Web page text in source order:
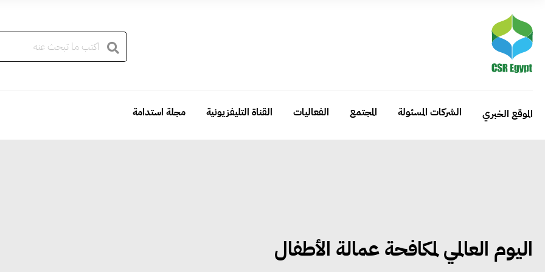
الموقع الخبري الشركات المسئولة المجتمع الفعاليات القناة التليفزيونية مجلة استدامة
اليوم العالمي لمكافحة عمالة الأطفال